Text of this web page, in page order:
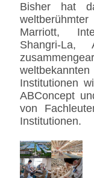
Bisher hat
Marriott,
Shangri-La,
Institutionen
ABConcept
von
Institutionen.